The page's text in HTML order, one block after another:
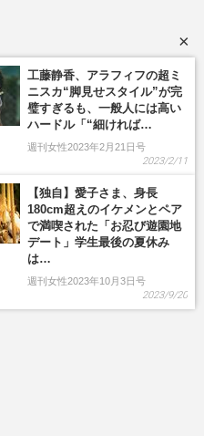
×
工藤静香、アラフィフの超ミ
ニスカ“脚見せスタイル”が完
璧すぎるも、一般人には高い
ハードル「“細ければ…
週刊女性2023年2月21日号
2023/2/11
【独自】愛子さま、身長
180cm超えのイケメンとペア
で満喫された「お忍び遊園地
デート」学生最後の夏休み
は…
週刊女性2023年10月3日号
2023/9/20